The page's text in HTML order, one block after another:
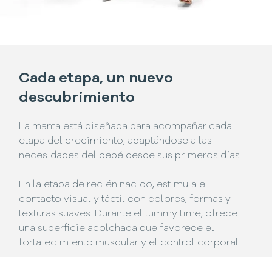
Cada etapa, un nuevo
descubrimiento
La manta está diseñada para acompañar cada
etapa del crecimiento, adaptándose a las
necesidades del bebé desde sus primeros días.
En la etapa de recién nacido, estimula el
contacto visual y táctil con colores, formas y
texturas suaves. Durante el tummy time, ofrece
una superficie acolchada que favorece el
fortalecimiento muscular y el control corporal.